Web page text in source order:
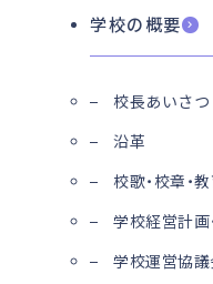
学校の概要
校長あいさつ
沿革
校歌・校章・
学校経営計画
学校運営協議